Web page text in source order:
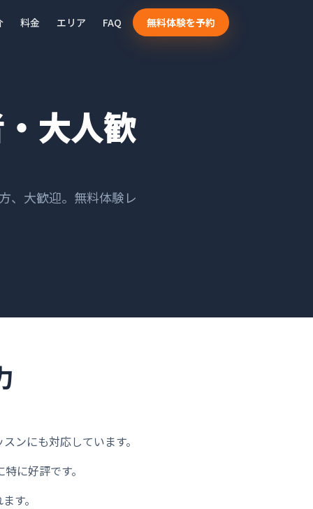
料金 エリア FAQ 無料体験を予約
大人歓
、大歓迎。無料体験レ
ンにも対応しています。
に好評です。
す。